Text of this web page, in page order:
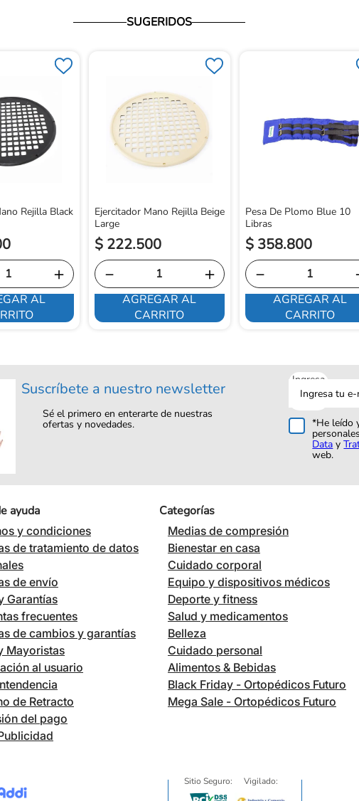
SUGERIDOS
Rejilla Black
＋
AL
Ejercitador Mano Rejilla Beige
Large
$ 222.500
＋
－
AGREGAR AL
CARRITO
Pesa De Plomo Blue 10
Libras
$ 358.800
－
AGREGAR AL
CARRITO
Suscríbete a nuestro newsletter
Sé el primero en enterarte de nuestras
ofertas y novedades.
Ingresa
tu
correo
*He leído
Data y
web.
ayuda
y condiciones
de tratamiento de datos
de envío
Garantías
frecuentes
de cambios y garantías
Mayoristas
al usuario
de Retracto
del pago
Categorías
Medias de compresión
Bienestar en casa
Cuidado corporal
Equipo y dispositivos médicos
Deporte y fitness
Salud y medicamentos
Belleza
Cuidado personal
Alimentos & Bebidas
Black Friday - Ortopédicos Futuro
Mega Sale - Ortopédicos Futuro
Sitio Seguro: Vigilado: